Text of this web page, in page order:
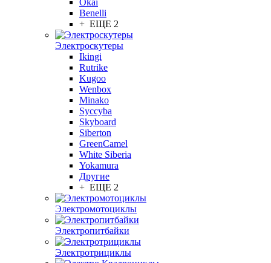
Okai
Benelli
+ ЕЩЕ 2
Электроскутеры
Ikingi
Rutrike
Kugoo
Wenbox
Minako
Syccyba
Skyboard
Siberton
GreenCamel
White Siberia
Yokamura
Другие
+ ЕЩЕ 2
Электромотоциклы
Электропитбайки
Электротрициклы